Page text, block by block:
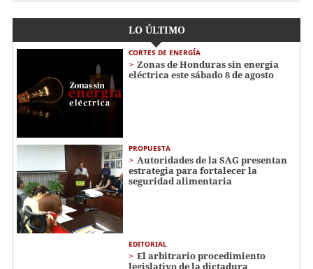
LO ÚLTIMO
CORTES DE ENERGÍA
Zonas de Honduras sin energía
eléctrica este sábado 8 de agosto
PROPUESTA
Autoridades de la SAG presentan
estrategia para fortalecer la
seguridad alimentaria
EDITORIAL
El arbitrario procedimiento
legislativo de la dictadura